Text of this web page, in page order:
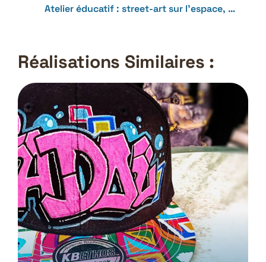
Atelier éducatif : street-art sur l’espace, au
Réalisations Similaires :